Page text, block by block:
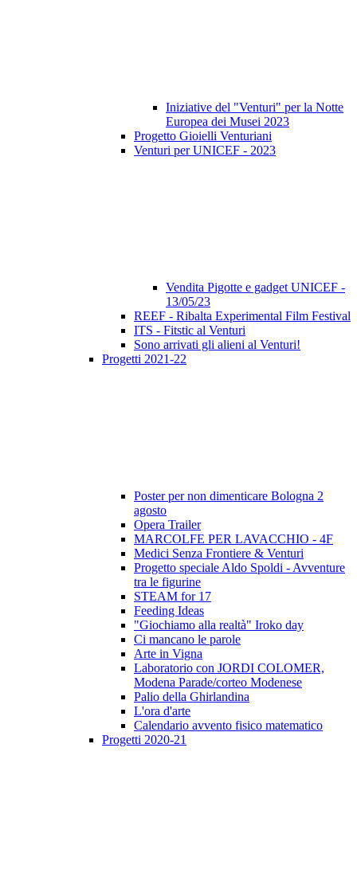
Iniziative del "Venturi" per la Notte
Europea dei Musei 2023
Progetto Gioielli Venturiani
Venturi per UNICEF - 2023
Vendita Pigotte e gadget UNICEF -
13/05/23
REEF - Ribalta Experimental Film Festival
ITS - Fitstic al Venturi
Sono arrivati gli alieni al Venturi!
Progetti 2021-22
Poster per non dimenticare Bologna 2
agosto
Opera Trailer
MARCOLFE PER LAVACCHIO - 4F
Medici Senza Frontiere & Venturi
Progetto speciale Aldo Spoldi - Avventure
tra le figurine
STEAM for 17
Feeding Ideas
"Giochiamo alla realtà" Iroko day
Ci mancano le parole
Arte in Vigna
Laboratorio con JORDI COLOMER,
Modena Parade/corteo Modenese
Palio della Ghirlandina
L'ora d'arte
Calendario avvento fisico matematico
Progetti 2020-21